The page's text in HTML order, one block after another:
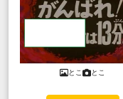
とこ とこ